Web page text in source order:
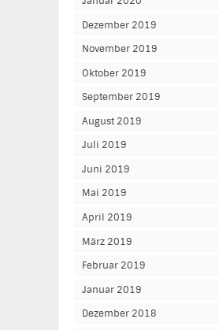
Dezember 2019
November 2019
Oktober 2019
September 2019
August 2019
Juli 2019
Juni 2019
Mai 2019
April 2019
März 2019
Februar 2019
Januar 2019
Dezember 2018